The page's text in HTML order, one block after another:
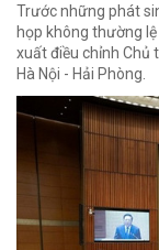
Trước những phát
họp không thường
xuất điều chỉnh Chủ
Hà Nội - Hải Phòng.